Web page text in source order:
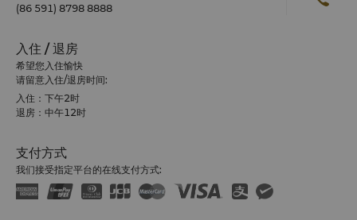
(86 591) 8798 8888
入住 / 退房
希望您入住愉快
请留意入住/退房时间:
入住：下午2时
退房：中午12时
支付方式
我们接受指定平台的在线支付方式: